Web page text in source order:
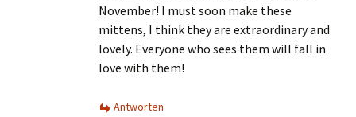
November! I must soon make these
mittens, I think they are extraordinary and
lovely. Everyone who sees them will fall in
love with them!
Antworten